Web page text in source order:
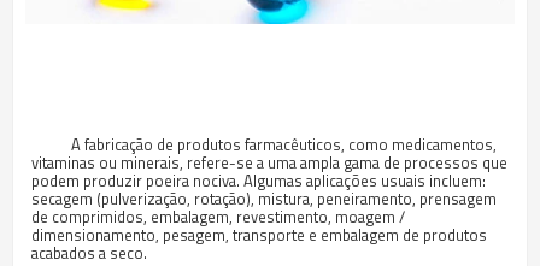
A fabricação de produtos farmacêuticos, como medicamentos,
vitaminas ou minerais, refere-se a uma ampla gama de processos que
podem produzir poeira nociva. Algumas aplicações usuais incluem:
secagem (pulverização, rotação), mistura, peneiramento, prensagem
de comprimidos, embalagem, revestimento, moagem /
dimensionamento, pesagem, transporte e embalagem de produtos
acabados a seco.